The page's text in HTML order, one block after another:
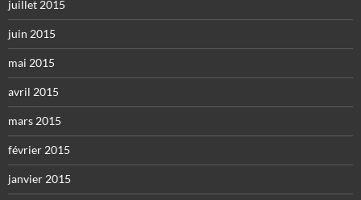
juillet 2015
juin 2015
mai 2015
avril 2015
mars 2015
février 2015
janvier 2015